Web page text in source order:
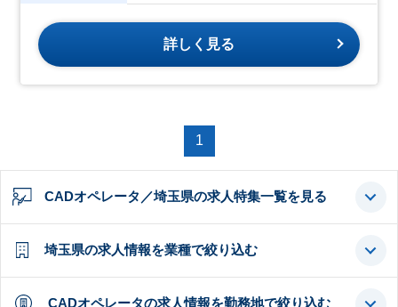
詳しく見る
1
CADオペレータ／埼玉県の求人特集一覧を見る
埼玉県の求人情報を業種で絞り込む
CADオペレータの求人情報を勤務地で絞り込む